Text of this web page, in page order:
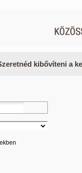
kibővíteni a